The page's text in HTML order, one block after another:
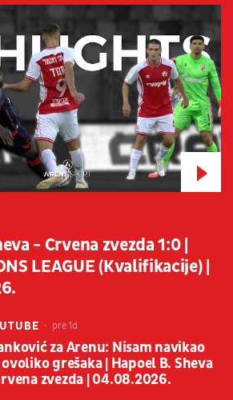
- Crvena zvezda 1:0 |
LEAGUE (Kvalifikacije) |
pre 1d
za Arenu: Nisam navikao
grešaka | Hapoel B. Sheva
zvezda | 04.08.2026.